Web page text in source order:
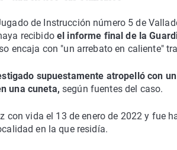
de Instrucción número 5 de
recibidoel informe final de la
encaja con "un arrebato en caliente"
supuestamente atropelló con
una cuneta, según fuentes del caso.
con vida el 13 de enero de 2022 y fue
en la que residía.